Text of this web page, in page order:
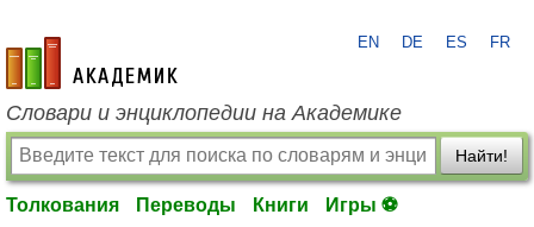
academic.ru
EN DE ES FR
Словари и энциклопедии на Академике
Найти!
Толкования Переводы Книги Игры ⚽